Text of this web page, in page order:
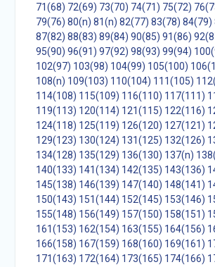
71(68) 72(69) 73(70) 74(71) 75(72)
79(76) 80(n) 81(n) 82(77) 83(78) 84(79)
87(82) 88(83) 89(84) 90(85) 91(86)
95(90) 96(91) 97(92) 98(93) 99(94)
102(97) 103(98) 104(99) 105(100)
108(n) 109(103) 110(104) 111(105)
114(108) 115(109) 116(110) 117(111)
119(113) 120(114) 121(115) 122(116)
124(118) 125(119) 126(120) 127(121)
129(123) 130(124) 131(125) 132(126)
134(128) 135(129) 136(130) 137(n)
140(133) 141(134) 142(135) 143(136)
145(138) 146(139) 147(140) 148(141)
150(143) 151(144) 152(145) 153(146)
155(148) 156(149) 157(150) 158(151)
161(153) 162(154) 163(155) 164(156)
166(158) 167(159) 168(160) 169(161)
171(163) 172(164) 173(165) 174(166)